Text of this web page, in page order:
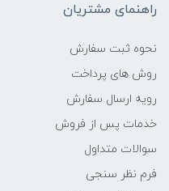
راهنمای مشتریان
نحوه ثبت سفارش
روش های پرداخت
رویه ارسال سفارش
خدمات پس از فروش
سوالات متداول
فرم نظر سنجی